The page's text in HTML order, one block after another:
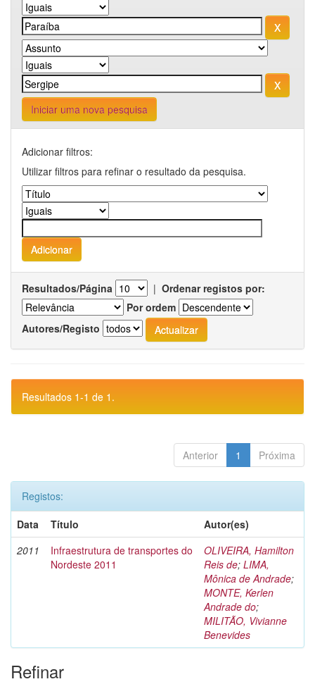
Iniciar uma nova pesquisa
Adicionar filtros:
Utilizar filtros para refinar o resultado da pesquisa.
Resultados/Página | Ordenar registos por:
Por ordem
Autores/Registo
Resultados 1-1 de 1.
Anterior 1 Próxima
Registos:
Data
Título
Autor(es)
2011
Infraestrutura de transportes do
Nordeste 2011
OLIVEIRA, Hamilton
Reis de; LIMA,
Mônica de Andrade;
MONTE, Kerlen
Andrade do;
MILITÃO, Vivianne
Benevides
Refinar